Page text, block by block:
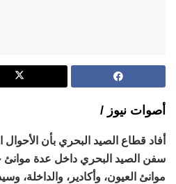
أصوات نيوز /
أفاد قطاع الصيد البحري بأن
سفن الصيد البحري داخل عدة موانئ
موانئ العيون، وأكادير، والداخلة،